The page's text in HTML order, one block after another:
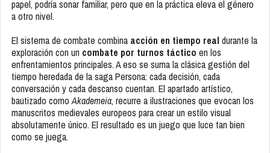
papel, podría sonar familiar, pero que en la práctica eleva el género
a otro nivel.
El sistema de combate combina acción en tiempo real durante la
exploración con un combate por turnos táctico en los
enfrentamientos principales. A eso se suma la clásica gestión del
tiempo heredada de la saga Persona: cada decisión, cada
conversación y cada descanso cuentan. El apartado artístico,
bautizado comoAkademeia, recurre a ilustraciones que evocan los
manuscritos medievales europeos para crear un estilo visual
absolutamente único. El resultado es un juego que luce tan bien
como se juega.